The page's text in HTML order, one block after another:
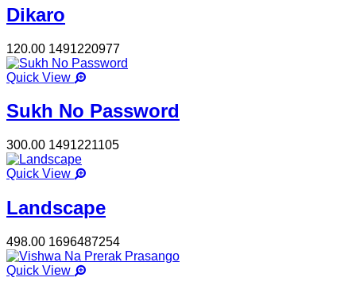
Dikaro
120.00 1491220977
Quick View
Sukh No Password
300.00 1491221105
Quick View
Landscape
498.00 1696487254
Quick View